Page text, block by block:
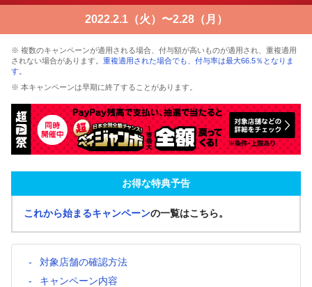
2022.2.1（火）〜2.28（月）
※ 複数のキャンペーンが適用される場合、付与額が高いものが適用され、重複適用
されない場合があります。 重複適用された場合でも、付与率は最大66.5％となりま
す。
※ 本キャンペーンは早期に終了することがあります。
お得な特典予告
これから始まるキャンペーンの一覧はこちら。
対象店舗の確認方法
キャンペーン内容